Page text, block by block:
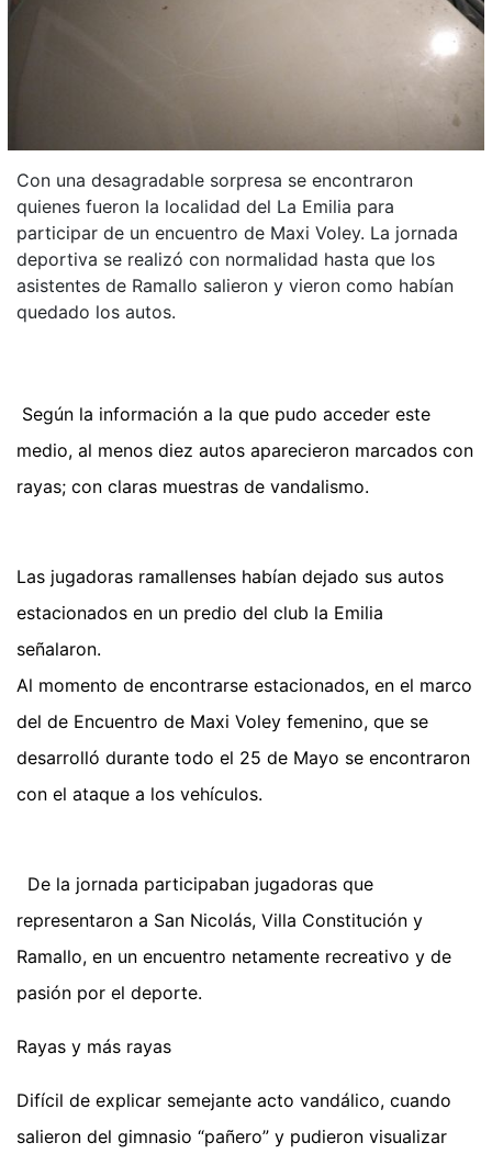
Con una desagradable sorpresa se encontraron
quienes fueron la localidad del La Emilia para
participar de un encuentro de Maxi Voley. La jornada
deportiva se realizó con normalidad hasta que los
asistentes de Ramallo salieron y vieron como habían
quedado los autos.
Según la información a la que pudo acceder este
medio, al menos diez autos aparecieron marcados con
rayas; con claras muestras de vandalismo.
Las jugadoras ramallenses habían dejado sus autos
estacionados en un predio del club la Emilia
señalaron.
Al momento de encontrarse estacionados, en el marco
del de Encuentro de Maxi Voley femenino, que se
desarrolló durante todo el 25 de Mayo se encontraron
con el ataque a los vehículos.
De la jornada participaban jugadoras que
representaron a San Nicolás, Villa Constitución y
Ramallo, en un encuentro netamente recreativo y de
pasión por el deporte.
Rayas y más rayas
Difícil de explicar semejante acto vandálico, cuando
salieron del gimnasio “pañero” y pudieron visualizar